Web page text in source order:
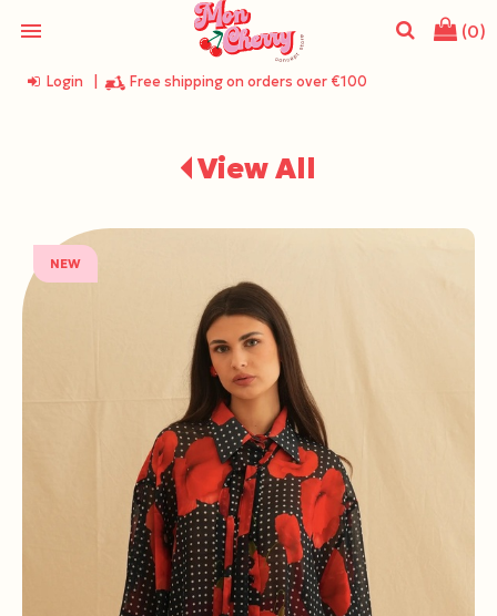
menu (0)
Login Free shipping on orders over €100
View All
NEW